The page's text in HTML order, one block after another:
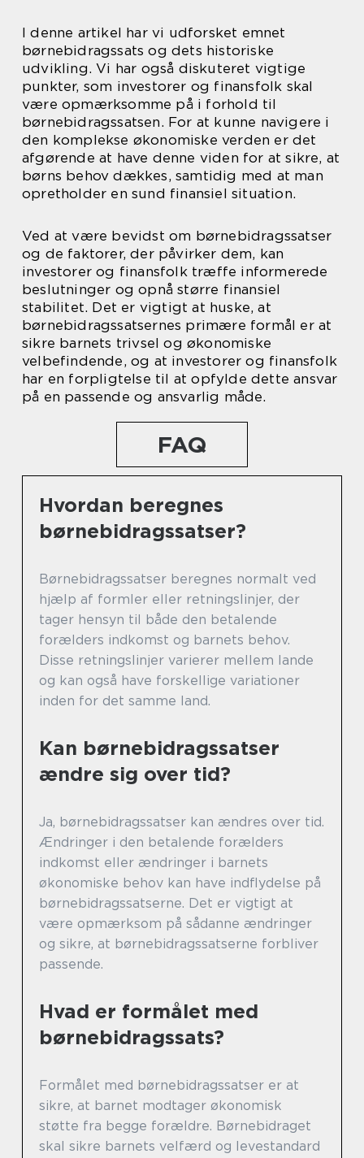
I denne artikel har vi udforsket emnet
børnebidragssats og dets historiske
udvikling. Vi har også diskuteret vigtige
punkter, som investorer og finansfolk skal
være opmærksomme på i forhold til
børnebidragssatsen. For at kunne navigere i
den komplekse økonomiske verden er det
afgørende at have denne viden for at sikre, at
børns behov dækkes, samtidig med at man
opretholder en sund finansiel situation.
Ved at være bevidst om børnebidragssatser
og de faktorer, der påvirker dem, kan
investorer og finansfolk træffe informerede
beslutninger og opnå større finansiel
stabilitet. Det er vigtigt at huske, at
børnebidragssatsernes primære formål er at
sikre barnets trivsel og økonomiske
velbefindende, og at investorer og finansfolk
har en forpligtelse til at opfylde dette ansvar
på en passende og ansvarlig måde.
FAQ
Hvordan beregnes
børnebidragssatser?
Børnebidragssatser beregnes normalt ved
hjælp af formler eller retningslinjer, der
tager hensyn til både den betalende
forælders indkomst og barnets behov.
Disse retningslinjer varierer mellem lande
og kan også have forskellige variationer
inden for det samme land.
Kan børnebidragssatser
ændre sig over tid?
Ja, børnebidragssatser kan ændres over tid.
Ændringer i den betalende forælders
indkomst eller ændringer i barnets
økonomiske behov kan have indflydelse på
børnebidragssatserne. Det er vigtigt at
være opmærksom på sådanne ændringer
og sikre, at børnebidragssatserne forbliver
passende.
Hvad er formålet med
børnebidragssats?
Formålet med børnebidragssatser er at
sikre, at barnet modtager økonomisk
støtte fra begge forældre. Børnebidraget
skal sikre barnets velfærd og levestandard